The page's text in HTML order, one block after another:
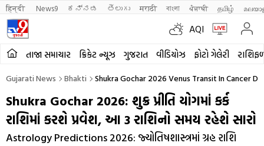
हिन्दी News9 ಕನ್ನಡ తెలుగు मराठी বাংলা ਪੰਜਾਬੀ தமிழ்
AQI
તાજા સમાચાર ક્રિકેટ ન્યૂઝ ગુજરાત વીડિયોઝ ફોટો ગેલેરી
Gujarati News Bhakti Shukra Gochar 2026 Venus Transit In Cancer
Shukra Gochar 2026: શુક્ર પ્રીતિ યોગમાં કર્ક
રાશિમાં કરશે પ્રવેશ, આ 3 રાશિનો સમય રહેશે સારો
Astrology Predictions 2026: જ્યોતિષશાસ્ત્રમાં ગ્રહ રાશિ